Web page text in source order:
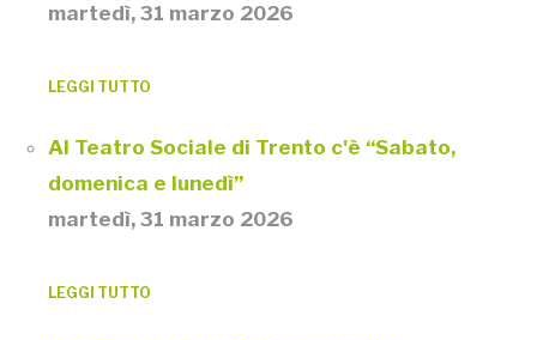
martedì, 31 marzo 2026
LEGGI TUTTO
Al Teatro Sociale di Trento c'è “Sabato,
domenica e lunedì”
martedì, 31 marzo 2026
LEGGI TUTTO